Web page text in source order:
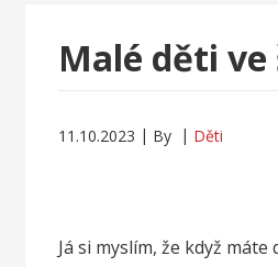
Malé děti ve
11.10.2023 By Děti
Já si myslím, že když